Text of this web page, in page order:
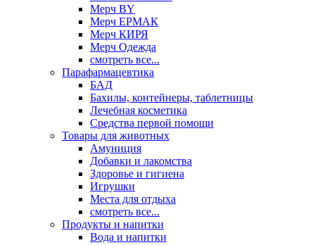
Мерч BY
Мерч ЕРМАК
Мерч КИРЯ
Мерч Одежда
смотреть все...
Парафармацевтика
БАД
Бахилы, контейнеры, таблетницы
Лечебная косметика
Средства первой помощи
Товары для животных
Амуниция
Добавки и лакомства
Здоровье и гигиена
Игрушки
Места для отдыха
смотреть все...
Продукты и напитки
Вода и напитки